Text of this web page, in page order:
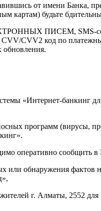
от имени Банка,
картам) будьте
ПИСЕМ,
CVV/CVV2 код по
обновления.
«Интернет-банкинг
программ
оперативно сообщить в
или обнаружения фактов
г. Алматы, 2552